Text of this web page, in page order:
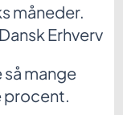
måneder.
Erhverv
mange
procent.